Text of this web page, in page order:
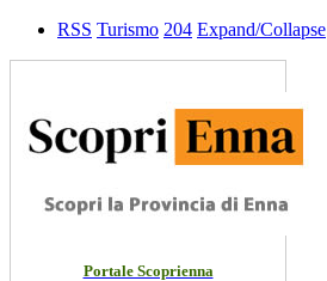
RSS Turismo 204 Expand/Collapse
Portale Scoprienna